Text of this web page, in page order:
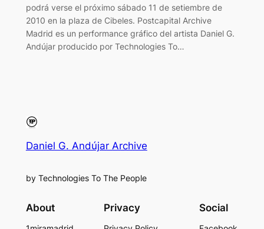
podrá verse el próximo sábado 11 de setiembre de
2010 en la plaza de Cibeles. Postcapital Archive
Madrid es un performance gráfico del artista Daniel G.
Andújar producido por Technologies To…
Daniel G. Andújar Archive
by Technologies To The People
About Privacy Social